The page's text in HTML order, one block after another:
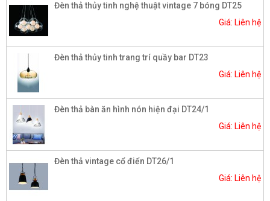
Đèn thả thủy tinh nghệ thuật vintage 7 bóng DT25
Giá: Liên hệ
Đèn thả thủy tinh trang trí quầy bar DT23
Giá: Liên hệ
Đèn thả bàn ăn hình nón hiện đại DT24/1
Giá: Liên hệ
Đèn thả vintage cổ điển DT26/1
Giá: Liên hệ